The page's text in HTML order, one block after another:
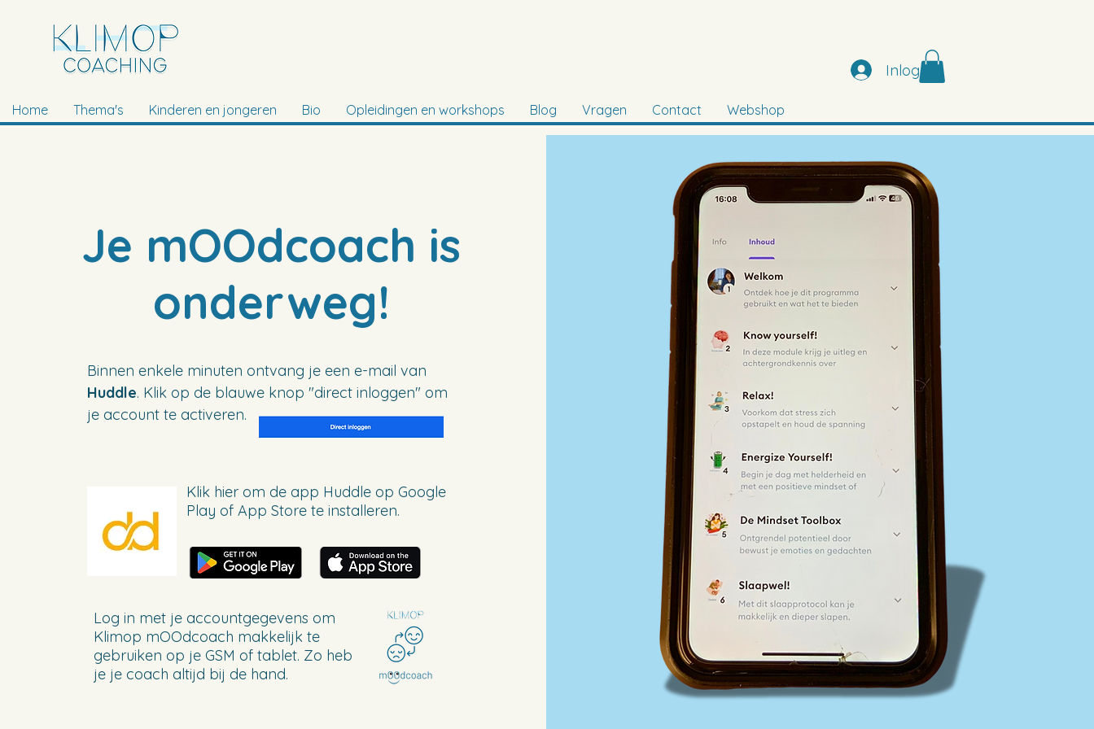
Inloggen
Home Thema's Kinderen en jongeren Bio Opleidingen en workshops Blog Vragen Contact Webshop
Je mOOdcoach is
onderweg!
Binnen enkele minuten ontvang je een e-mail van
Huddle. Klik op de blauwe knop "direct inloggen" om
je account te activeren.
Klik hier om de app Huddle op Google
Play of App Store te installeren.
Log in met je accountgegevens om
Klimop mOOdcoach makkelijk te
gebruiken op je GSM of tablet. Zo heb
je je coach altijd bij de hand.